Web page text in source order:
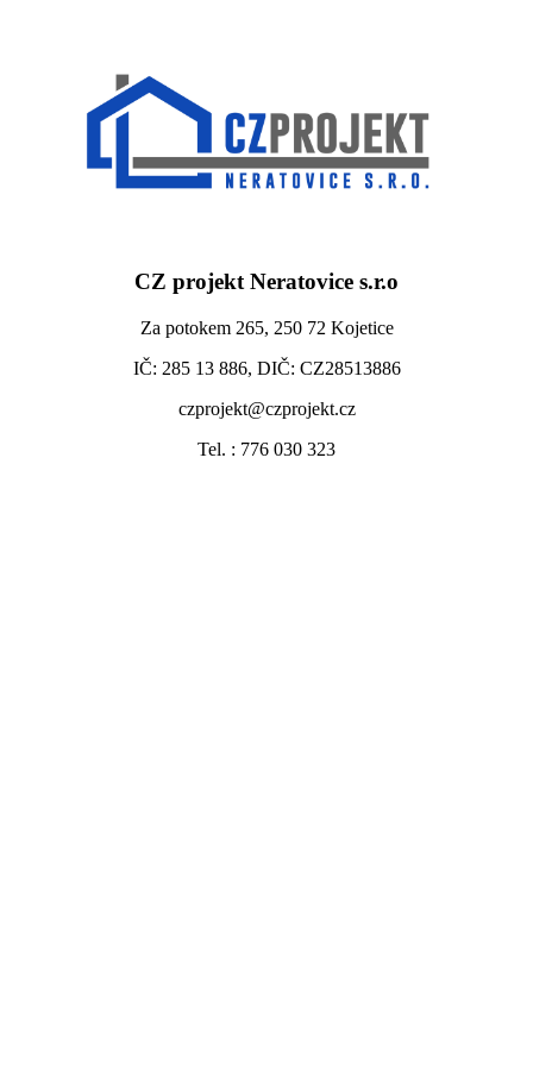
CZ projekt Neratovice s.r.o
Za potokem 265, 250 72 Kojetice
IČ: 285 13 886, DIČ: CZ28513886
czprojekt@czprojekt.cz
Tel. : 776 030 323